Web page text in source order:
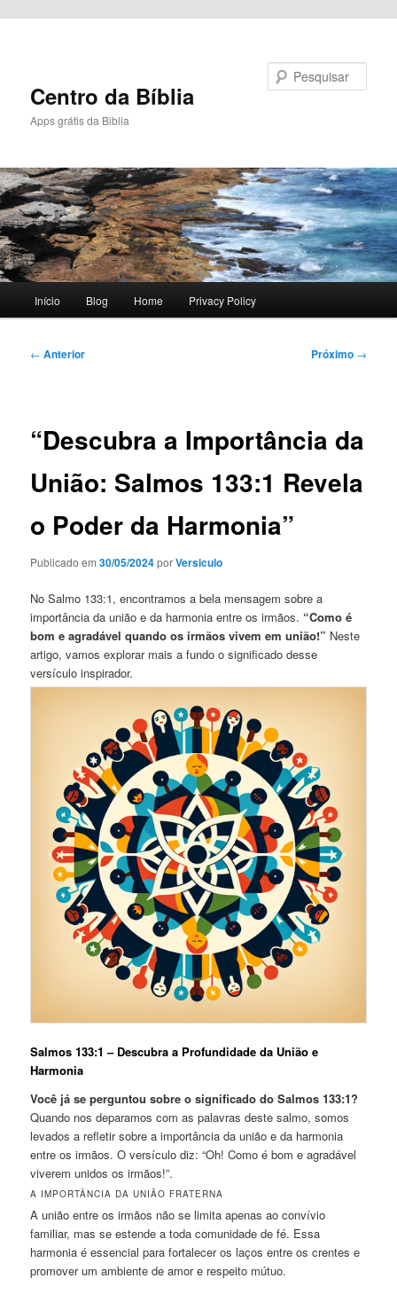
Centro da Bíblia
Apps grátis da Biblia
principal
Início Blog Home Privacy Policy
Navegação
← Anterior Próximo →
“Descubra a Importância da
União: Salmos 133:1 Revela
o Poder da Harmonia”
Publicado em30/05/2024porVersiculo
No Salmo 133:1, encontramos a bela mensagem sobre a
importância da união e da harmonia entre os irmãos. “Como é
bom e agradável quando os irmãos vivem em união!” Neste
artigo, vamos explorar mais a fundo o significado desse
versículo inspirador.
Salmos 133:1 – Descubra a Profundidade da União e
Harmonia
Você já se perguntou sobre o significado do Salmos 133:1?
Quando nos deparamos com as palavras deste salmo, somos
levados a refletir sobre a importância da união e da harmonia
entre os irmãos. O versículo diz: “Oh! Como é bom e agradável
viverem unidos os irmãos!”.
A IMPORTÂNCIA DA UNIÃO FRATERNA
A união entre os irmãos não se limita apenas ao convívio
familiar, mas se estende a toda comunidade de fé. Essa
harmonia é essencial para fortalecer os laços entre os crentes e
promover um ambiente de amor e respeito mútuo.